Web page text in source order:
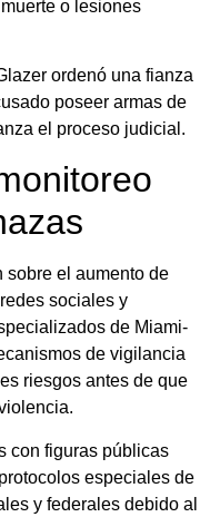
o lesiones
ordenó una fianza
poseer armas de
el proceso judicial.
sobre el aumento de
sociales y
de Miami-
de vigilancia
riesgos antes de que
con figuras públicas
especiales de
y federales debido al